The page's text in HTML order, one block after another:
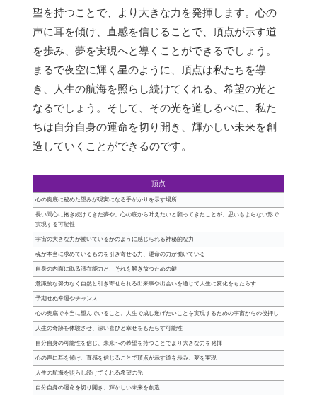
望を持つことで、より大きな力を発揮します。心の
声に耳を傾け、直感を信じることで、頂点が示す道
を歩み、夢を実現へと導くことができるでしょう。
まるで夜空に輝く星のように、頂点は私たちを導
き、人生の航海を照らし続けてくれる、希望の光と
なるでしょう。そして、その光を道しるべに、私た
ちは自分自身の運命を切り開き、輝かしい未来を創
造していくことができるのです。
頂点
心の奥底に秘めた望みが現実になる手がかりを示す場所
長い間心に抱き続けてきた夢や、心の底から叶えたいと願ってきたことが、思いもよらない形で
実現する可能性
宇宙の大きな力が働いているかのように感じられる神秘的な力
魂が本当に求めているものを引き寄せる力、運命の力が働いている
自身の内面に眠る潜在能力と、それを解き放つための鍵
意識的な努力なく自然と引き寄せられる出来事や出会いを通じて人生に変化をもたらす
予期せぬ幸運やチャンス
心の奥底で本当に望んでいること、人生で成し遂げたいことを実現するための宇宙からの後押し
人生の奇跡を体験させ、深い喜びと幸せをもたらす可能性
自分自身の可能性を信じ、未来への希望を持つことでより大きな力を発揮
心の声に耳を傾け、直感を信じることで頂点が示す道を歩み、夢を実現
人生の航海を照らし続けてくれる希望の光
自分自身の運命を切り開き、輝かしい未来を創造